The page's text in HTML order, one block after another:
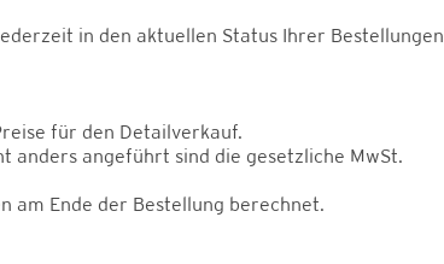
in den aktuellen Status Ihrer Bestellungen
für den Detailverkauf.
anders angeführt sind die gesetzliche MwSt.
am Ende der Bestellung berechnet.